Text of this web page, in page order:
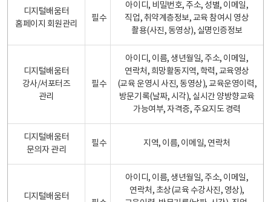
디지털배움터
홈페이지 회원관리
필수
아이디, 비밀번호, 주소, 성별, 이메일,
직업, 취약계층정보, 교육 참여시 영상
촬용(사진, 동영상), 실명인증정보
디지털배움터
강사/서포터즈
관리
필수
아이디, 이름, 생년월일, 주소, 이메일,
연락처, 희망활동지역, 학력, 교육영상
(교육 운영시 사진, 동영상), 교육운영이력,
방문기록(날짜, 시각), 실시간 양방향교육
가능여부, 자격증, 주요지도 경력
디지털배움터
문의자 관리
필수 지역, 이름, 이메일, 연락처
디지털배움터
아이디, 이름, 생년월일, 주소, 이메일,
연락처, 초상(교육 수강사진, 영상),